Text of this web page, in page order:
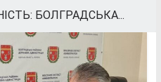
БОЛГРАДСЬКА...